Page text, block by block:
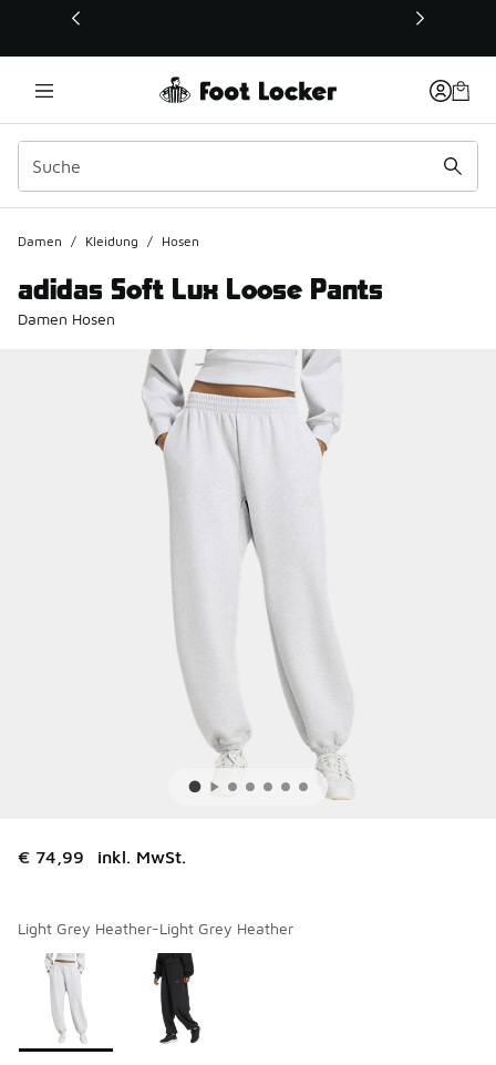
Dieser Link öffnet sich in einem neuen Fenster
Damen / Kleidung / Hosen
adidas Soft Lux Loose Pants
Damen Hosen
€ 74,99 inkl. MwSt.
Light Grey Heather-Light Grey Heather
Seite 1 von 1 zeigt die Farben 1 bis 2 von 2 an.
Bitte wählen Sie einen Stil aus